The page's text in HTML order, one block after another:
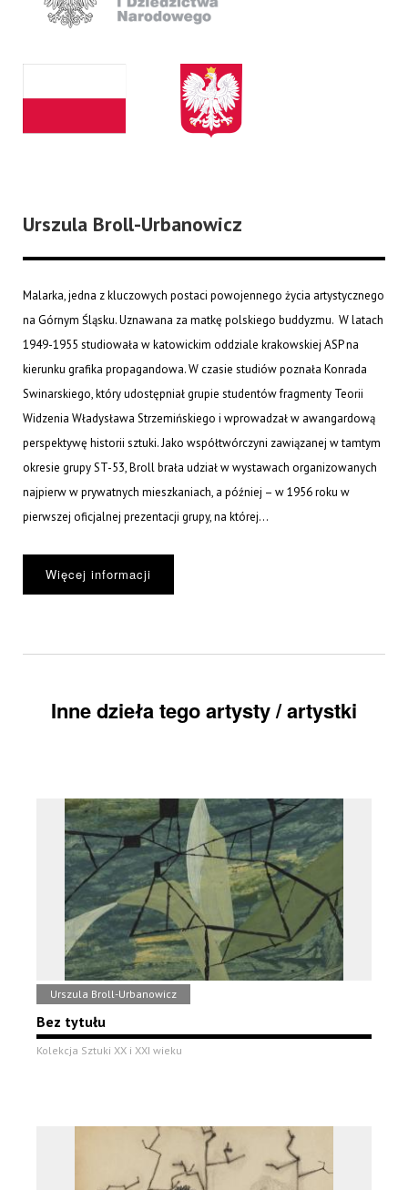
Urszula Broll-Urbanowicz
Malarka, jedna z kluczowych postaci powojennego życia artystycznego
na Górnym Śląsku. Uznawana za matkę polskiego buddyzmu. W latach
1949-1955 studiowała w katowickim oddziale krakowskiej ASP na
kierunku grafika propagandowa. W czasie studiów poznała Konrada
Swinarskiego, który udostępniał grupie studentów fragmenty Teorii
Widzenia Władysława Strzemińskiego i wprowadzał w awangardową
perspektywę historii sztuki. Jako współtwórczyni zawiązanej w tamtym
okresie grupy ST-53, Broll brała udział w wystawach organizowanych
najpierw w prywatnych mieszkaniach, a później – w 1956 roku w
pierwszej oficjalnej prezentacji grupy, na której...
Więcej informacji
Inne dzieła tego artysty / artystki
Urszula Broll-Urbanowicz
Bez tytułu
Kolekcja Sztuki XX i XXI wieku